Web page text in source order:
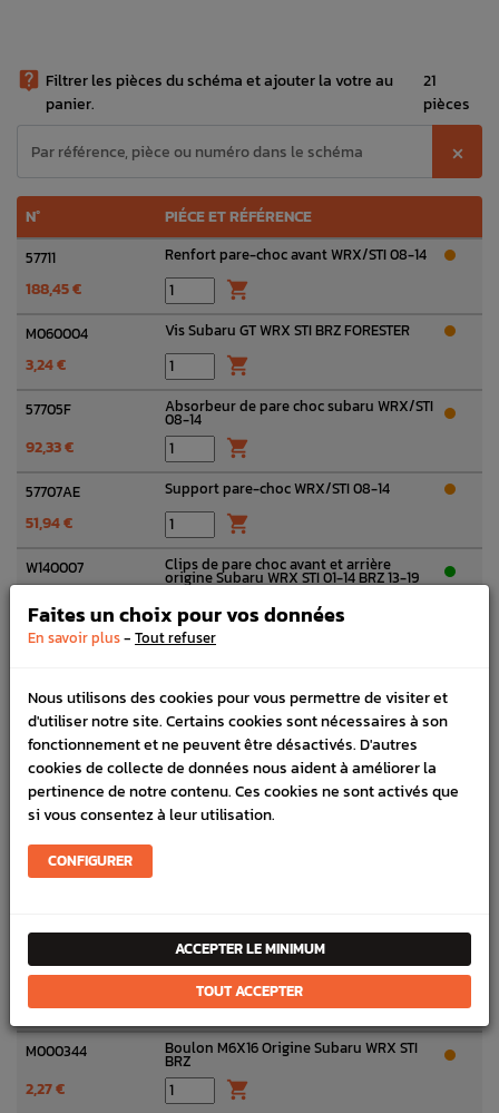
 Filtrer les pièces du schéma et ajouter la votre au
panier.
21
pièces
⨉
N° PIÉCE ET RÉFÉRENCE
57711 Renfort pare-choc avant WRX/STI 08-14
188,45 € 
M060004 Vis Subaru GT WRX STI BRZ FORESTER
3,24 € 
57705F Absorbeur de pare choc subaru WRX/STI
08-14
92,33 € 
57707AE Support pare-choc WRX/STI 08-14
51,94 € 
W140007 Clips de pare choc avant et arrière
origine Subaru WRX STI 01-14 BRZ 13-19
1,35 € 
W140007
Clip Pare Choc Avant et Arrière
0,90 € 
N060019 Ecrou
0,73 € 
57731A / 57731B Couvercle latéral pare-choc avant
73,90 €
3,49 € 
W140059 Clips pare choc avant STI/WRX 08-14
2,99 € 
M000344 Boulon M6X16 Origine Subaru WRX STI
BRZ
2,27 € 
Faites un choix pour vos données
En savoir plus- Tout refuser
Nous utilisons des cookies pour vous permettre de visiter et
d'utiliser notre site. Certains cookies sont nécessaires à son
fonctionnement et ne peuvent être désactivés. D'autres
cookies de collecte de données nous aident à améliorer la
pertinence de notre contenu. Ces cookies ne sont activés que
si vous consentez à leur utilisation.
CONFIGURER
ACCEPTER LE MINIMUM
TOUT ACCEPTER